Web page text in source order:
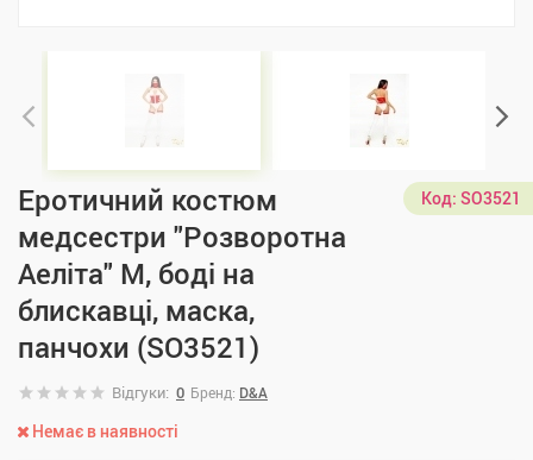
Еротичний костюм
медсестри "Розворотна
Аеліта" M, боді на
блискавці, маска,
панчохи (SO3521)
Код: SO3521
Відгуки: 0 Бренд: D&A
Немає в наявності